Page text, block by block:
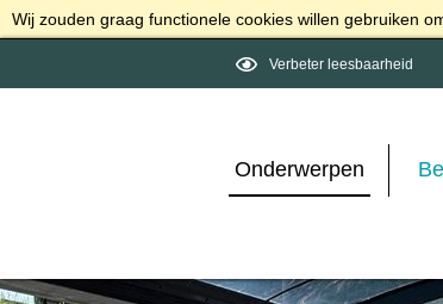
Wij zouden graag functionele cookies willen gebruiken
Verbeter leesbaarheid
Onderwerpen